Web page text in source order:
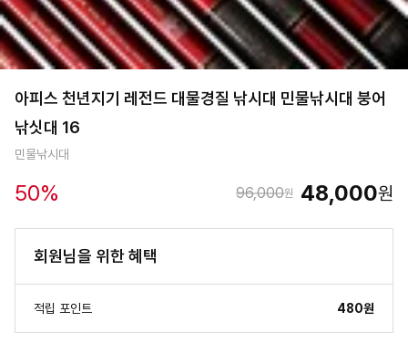
아피스 천년지기 레전드 대물경질 낚시대 민물낚시대 붕어
낚싯대 16
민물낚시대
50% 96,000원 48,000원
회원님을 위한 혜택
적립 포인트 480원